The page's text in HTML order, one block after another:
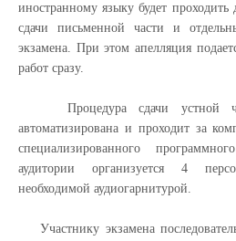
иностранному языку будет
сдачи письменной части и
экзамена. При этом апелляция
работ сразу.
Процедура сдачи устной
автоматизирована и проходит за
специализированного
аудитории организуется 4
необходимой аудиогарнитурой.
Участнику экзамена